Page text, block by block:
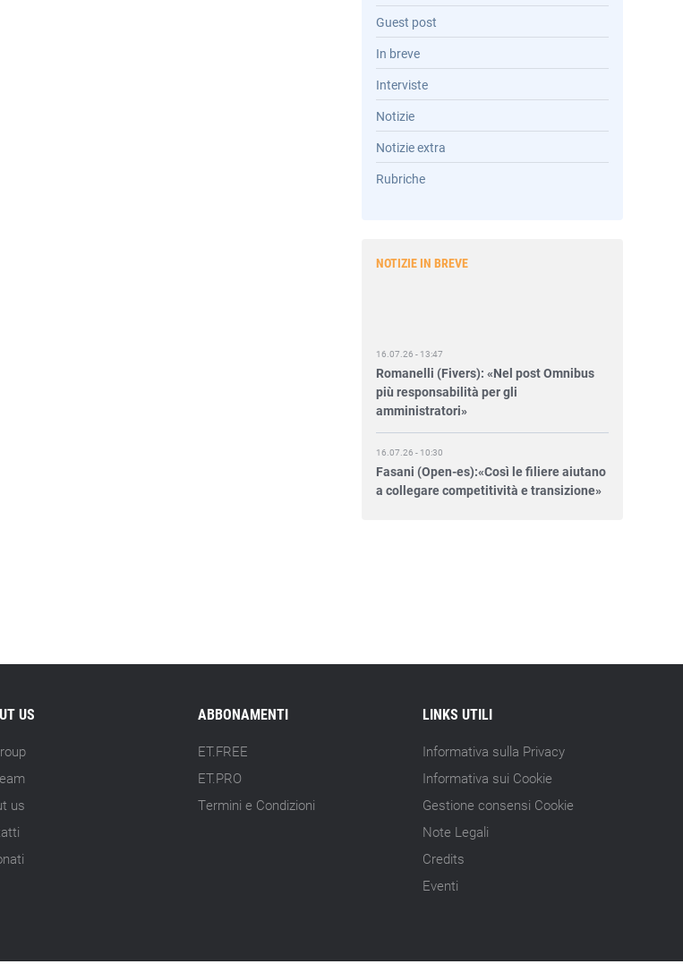
Guest post
In breve
Interviste
Notizie
Notizie extra
Rubriche
NOTIZIE IN BREVE
Romanelli (Fivers): «Nel post Omnibus
più responsabilità per gli
amministratori»
Fasani (Open-es):«Così le filiere aiutano
a collegare competitività e transizione»
15.07.26 - 8:00
vecchie scorte
14.07.26 - 12:20
ESG degli investimenti»
14.07.26 - 11:00
Tornano le Settimane SRI: oltre 20
appuntamenti
US
us
ABBONAMENTI
ET.FREE
ET.PRO
Termini e Condizioni
LINKS UTILI
Informativa sulla Privacy
Informativa sui Cookie
Gestione consensi Cookie
Note Legali
Credits
Eventi